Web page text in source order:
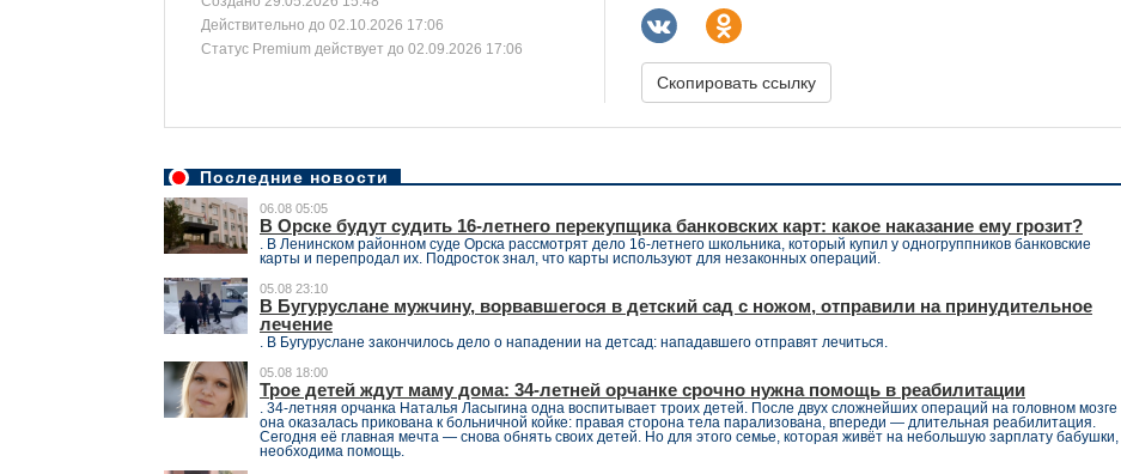
Действительно до 02.10.2026 17:06
Статус Premium действует до 02.09.2026 17:06
Скопировать ссылку
Последние новости
06.08 05:05
В Орске будут судить 16‑летнего перекупщика банковских карт: какое наказание ему грозит?
. В Ленинском районном суде Орска рассмотрят дело 16‑летнего школьника, который купил у одногруппников банковские
карты и перепродал их. Подросток знал, что карты используют для незаконных операций.
05.08 23:10
В Бугуруслане мужчину, ворвавшегося в детский сад с ножом, отправили на принудительное
лечение
. В Бугуруслане закончилось дело о нападении на детсад: нападавшего отправят лечиться.
05.08 18:00
Трое детей ждут маму дома: 34-летней орчанке срочно нужна помощь в реабилитации
. 34-летняя орчанка Наталья Ласыгина одна воспитывает троих детей. После двух сложнейших операций на головном мозге
она оказалась прикована к больничной койке: правая сторона тела парализована, впереди — длительная реабилитация.
Сегодня её главная мечта — снова обнять своих детей. Но для этого семье, которая живёт на небольшую зарплату бабушки,
необходима помощь.